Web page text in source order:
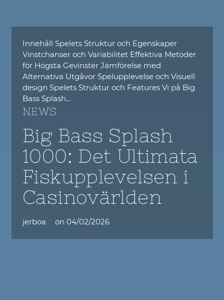
Innehåll Spelets Struktur och Egenskaper
Vinstchanser och Variabilitet Effektiva Metoder
för Högsta Gevinster Jämförelse med
Alternativa Utgåvor Spelupplevelse och Visuell
design Spelets Struktur och Features Vi på Big
Bass Splash…
NEWS
Big Bass Splash
1000: Det Ultimata
Fiskupplevelsen i
Casinovärlden
jerboa on 04/02/2026